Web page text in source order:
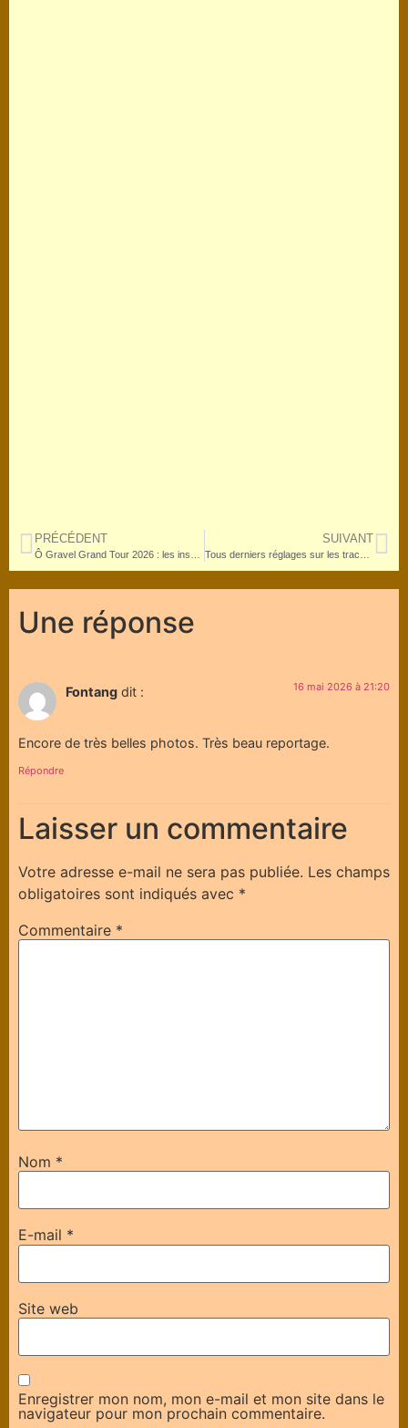
PRÉCÉDENT SUIVANT
Une réponse
Fontang dit : 16 mai 2026 à 21:20
Encore de très belles photos. Très beau reportage.
Répondre
Laisser un commentaire
Votre adresse e-mail ne sera pas publiée. Les champs
obligatoires sont indiqués avec *
Commentaire *
Nom *
E-mail *
Site web
Enregistrer mon nom, mon e-mail et mon site dans le
navigateur pour mon prochain commentaire.